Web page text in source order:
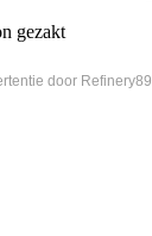
gezakt
door Refinery89